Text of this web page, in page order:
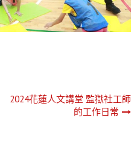
2024花蓮人文講堂 監獄社工師
的工作日常